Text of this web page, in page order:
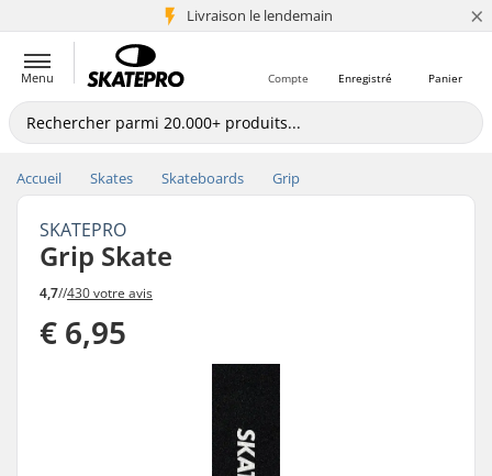
Livraison le lendemain
+5 mio de clients ×
Menu Panier
Enregistré
Compte
Accueil Skates Skateboards Grip
SKATEPRO
Grip Skate
4,7//430 votre avis
€ 6,95